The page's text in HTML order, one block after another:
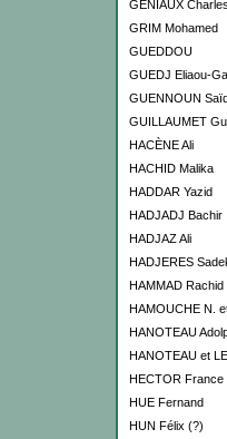
GENIAUX Charles
GRIM Mohamed
GUEDDOU
GUEDJ Eliaou-
GUENNOUN
GUILLAUMET
HACÈNE Ali
HACHID Malika
HADDAR Yazid
HADJADJ Bachir
HADJAZ Ali
HADJERES
HAMMAD Rachid
HAMOUCHE N.
HANOTEAU
HANOTEAU et
HECTOR France
HUE Fernand
HUN Félix (?)